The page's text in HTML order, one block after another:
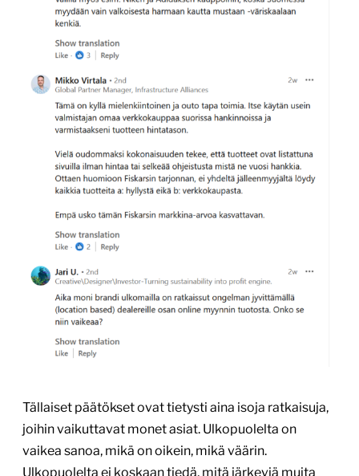
Tällaiset päätökset ovat tietysti aina isoja ratkaisuja,
joihin vaikuttavat monet asiat. Ulkopuolelta on
vaikea sanoa, mikä on oikein, mikä väärin.
Ulkopuolelta ei koskaan tiedä, mitä järkeviä muita